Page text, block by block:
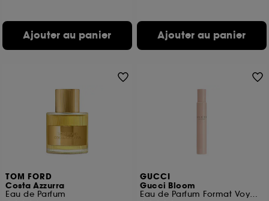
Ajouter au panier Ajouter au panier
TOM FORD
Costa Azzurra
Eau de Parfum
GUCCI
Gucci Bloom
Eau de Parfum Format Voyage